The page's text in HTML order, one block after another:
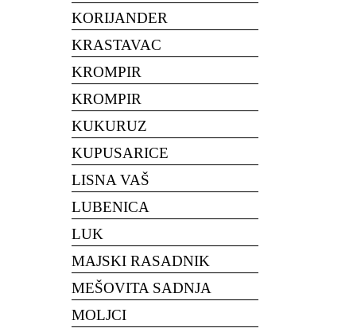
KORIJANDER
KRASTAVAC
KROMPIR
KROMPIR
KUKURUZ
KUPUSARICE
LISNA VAŠ
LUBENICA
LUK
MAJSKI RASADNIK
MEŠOVITA SADNJA
MOLJCI